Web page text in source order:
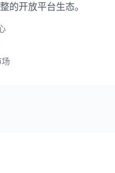
的开放平台生态。